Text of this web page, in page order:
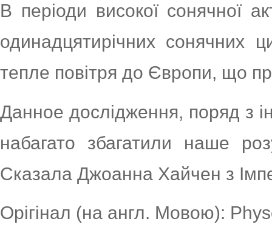
В періоди високої сонячної
одинадцятирічних сонячних
тепле повітря до Європи, що
Данное дослідження, поряд з
набагато збагатили наше
Сказала Джоанна Хайчен з
Орігінал (на англ. Мовою):